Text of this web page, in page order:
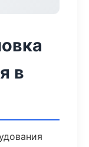
в